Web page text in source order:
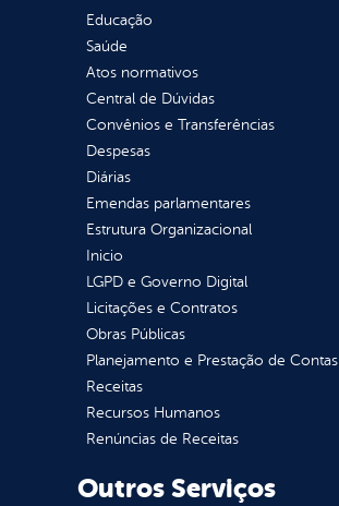
Educação
Saúde
Atos normativos
Central de Dúvidas
Convênios e Transferências
Despesas
Diárias
Emendas parlamentares
Estrutura Organizacional
Inicio
LGPD e Governo Digital
Licitações e Contratos
Obras Públicas
Planejamento e Prestação de Contas
Receitas
Recursos Humanos
Renúncias de Receitas
Outros Serviços